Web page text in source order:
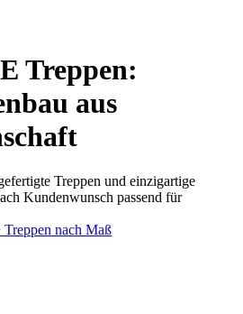
Treppen:
aus
Treppen und einzigartige
Kundenwunsch passend für
nach Maß